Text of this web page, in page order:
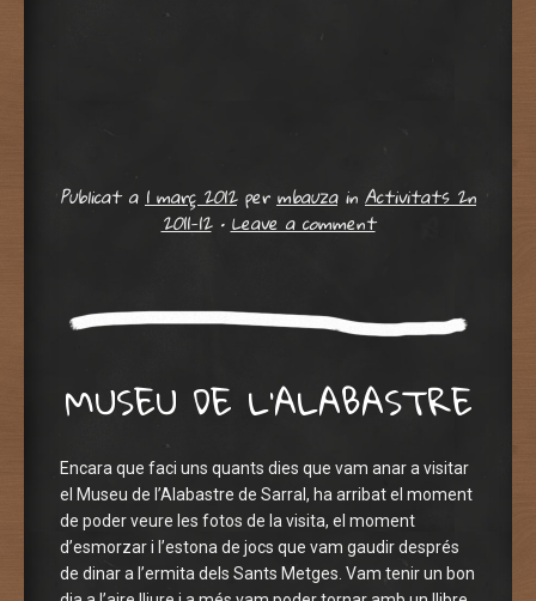
Publicat a1 març 2012permbauza in Activitats 2n
2011-12 •Leave a comment
MUSEU DE L’ALABASTRE
Encara que faci uns quants dies que vam anar a visitar
el Museu de l’Alabastre de Sarral, ha arribat el moment
de poder veure les fotos de la visita, el moment
d’esmorzar i l’estona de jocs que vam gaudir després
de dinar a l’ermita dels Sants Metges. Vam tenir un bon